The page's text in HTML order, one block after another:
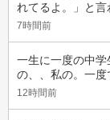
れてるよ。」と言
7時間前
一生に一度の中
の、、私の。一度
12時間前